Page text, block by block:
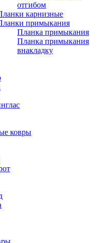
отгибом
карнизные
примыкания
Планка примыкания
Планка примыкания
внакладку
ковры